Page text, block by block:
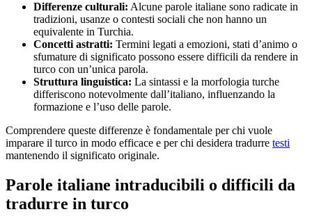
Differenze culturali: Alcune parole italiane sono radicate in
tradizioni, usanze o contesti sociali che non hanno un
equivalente in Turchia.
Concetti astratti: Termini legati a emozioni, stati d’animo o
sfumature di significato possono essere difficili da rendere in
turco con un’unica parola.
Struttura linguistica: La sintassi e la morfologia turche
differiscono notevolmente dall’italiano, influenzando la
formazione e l’uso delle parole.
Comprendere queste differenze è fondamentale per chi vuole
imparare il turco in modo efficace e per chi desidera tradurre testi
mantenendo il significato originale.
Parole italiane intraducibili o difficili da
tradurre in turco